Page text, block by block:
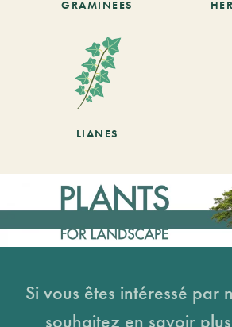
GRAMINEES
LIANES
Si vous êtes intéressé par
souhaitez en savoir